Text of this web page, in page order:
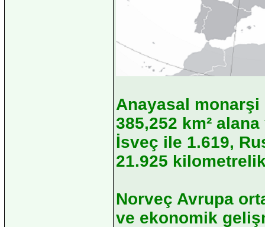
Anayasal
385,252 km²
İsveç ile 1.619,
21.925
Norveç Avrupa
ve ekonomik